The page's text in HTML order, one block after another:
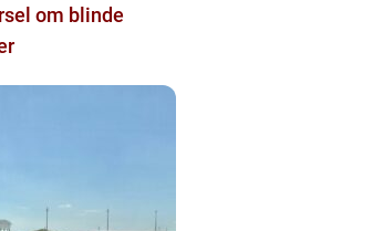
om blinde